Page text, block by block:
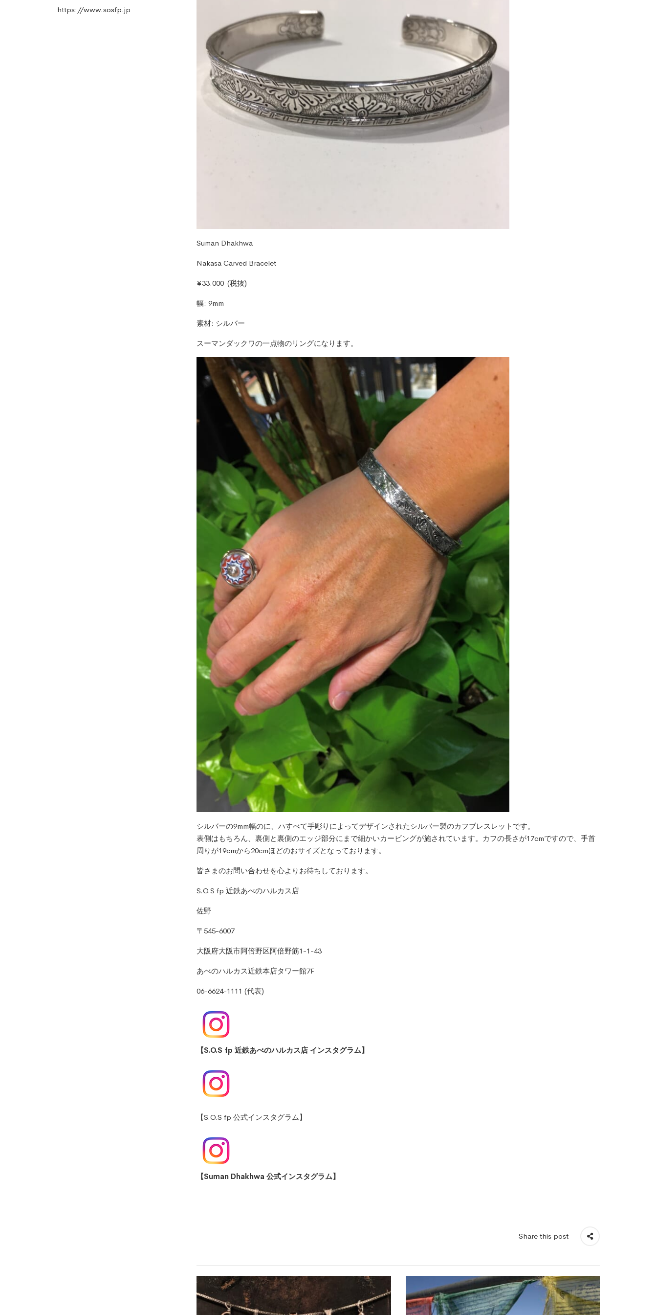
https://www.sosfp.jp
Suman Dhakhwa
Nakasa Carved Bracelet
¥33.000-(税抜)
幅: 9mm
素材: シルバー
スーマンダックワの一点物のリングになります。
シルバーの9mm幅のに、ハすべて手彫りによってデザインされたシルバー製のカフブレスレットです。
表側はもちろん、裏側と裏側のエッジ部分にまで細かいカービングが施されています。カフの長さが17cmですので、手首
周りが19cmから20cmほどのおサイズとなっております。
皆さまのお問い合わせを心よりお待ちしております。
S.O.S fp 近鉄あべのハルカス店
佐野
〒 545-6007
大阪府大阪市阿倍野区阿倍野筋1-1-43
あべのハルカス近鉄本店タワー館7F
06-6624-1111 (代表)
【S.O.S fp 近鉄あべのハルカス店 インスタグラム】
【S.O.S fp 公式インスタグラム】
【Suman Dhakhwa 公式インスタグラム】
Share this post